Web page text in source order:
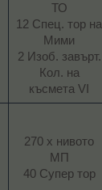
ТО
12 Спец. тор на
Мими
2 Изоб. завърт.
Кол. на
късмета VI​
270 х нивото
МП
40 Супер тор​